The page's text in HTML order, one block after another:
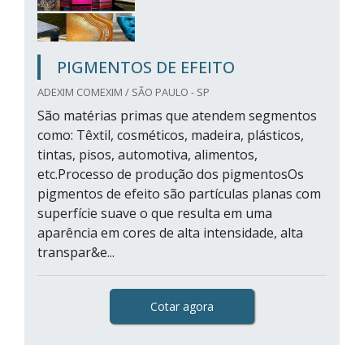
PIGMENTOS DE EFEITO
ADEXIM COMEXIM / SÃO PAULO - SP
São matérias primas que atendem segmentos
como: Têxtil, cosméticos, madeira, plásticos,
tintas, pisos, automotiva, alimentos,
etc.Processo de produção dos pigmentosOs
pigmentos de efeito são partículas planas com
superfície suave o que resulta em uma
aparência em cores de alta intensidade, alta
transpar&e...
Cotar agora